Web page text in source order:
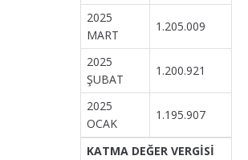
2025
MART
1.205.009
2025
ŞUBAT
1.200.921
2025
OCAK
1.195.907
KATMA DEĞER VERGİSİ